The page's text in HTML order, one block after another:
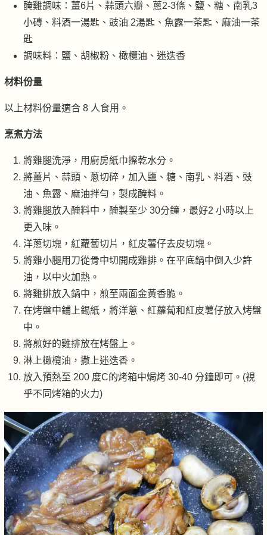
醃雞調味：薑6片、蒜頭六瓣、蔥2-3條、鹽、糖、南乳3
小磚、料酒一湯匙、豉油 2湯匙、魚露一茶匙、麻油一茶
匙
調味料：鹽、胡椒粉、橄欖油、迷迭香
材料份量
以上材料份量適合 8 人食用。
烹煮方法
將雞腿洗淨，用廚房紙巾擦乾水分。
將薑片、蒜頭、蔥切碎，加入鹽、糖、南乳、料酒、豉
油、魚露、麻油拌勻，製成醃料。
將雞腿放入醃料中，醃製至少 30分鐘，最好2 小時以上
更入味。
洋蔥切塊，紅蘿蔔切片，紅皮薯仔去皮切塊。
將雞小腿用刀從骨中切開成雞排。在平底鍋中倒入少許
油，以中火加熱。
將雞排放入鍋中，煎至兩面金黃香脆。
在烤盤中鋪上錫紙，將洋蔥、紅蘿蔔和紅皮薯仔放入烤盤
中。
將煎好的雞排放在烤盤上。
淋上橄欖油，撒上迷迭香。
放入預熱至 200 度C的烤箱中焗烤 30-40 分鐘即可。(視
乎不同烤箱的火力)